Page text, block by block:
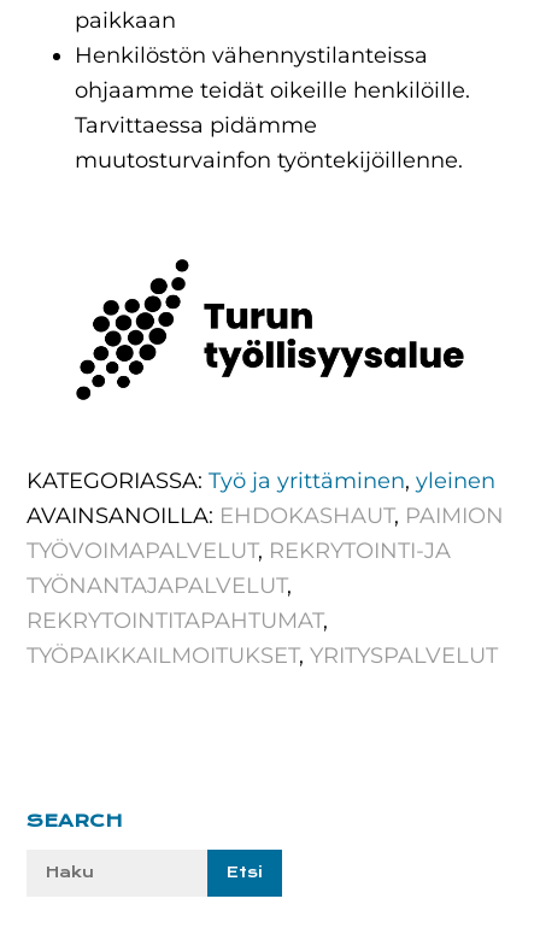
paikkaan
Henkilöstön vähennystilanteissa
ohjaamme teidät oikeille henkilöille.
Tarvittaessa pidämme
muutosturvainfon työntekijöillenne.
KATEGORIASSA:Työ ja yrittäminen,yleinen
AVAINSANOILLA: EHDOKASHAUT, PAIMION
TYÖVOIMAPALVELUT, REKRYTOINTI-JA
TYÖNANTAJAPALVELUT,
REKRYTOINTITAPAHTUMAT,
TYÖPAIKKAILMOITUKSET,YRITYSPALVELUT
Ensisijainen
SEARCH
Etsi